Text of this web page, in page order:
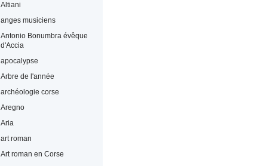
Altiani
anges musiciens
Antonio Bonumbra évêque
d'Accia
apocalypse
Arbre de l'année
archéologie corse
Aregno
Aria
art roman
Art roman en Corse